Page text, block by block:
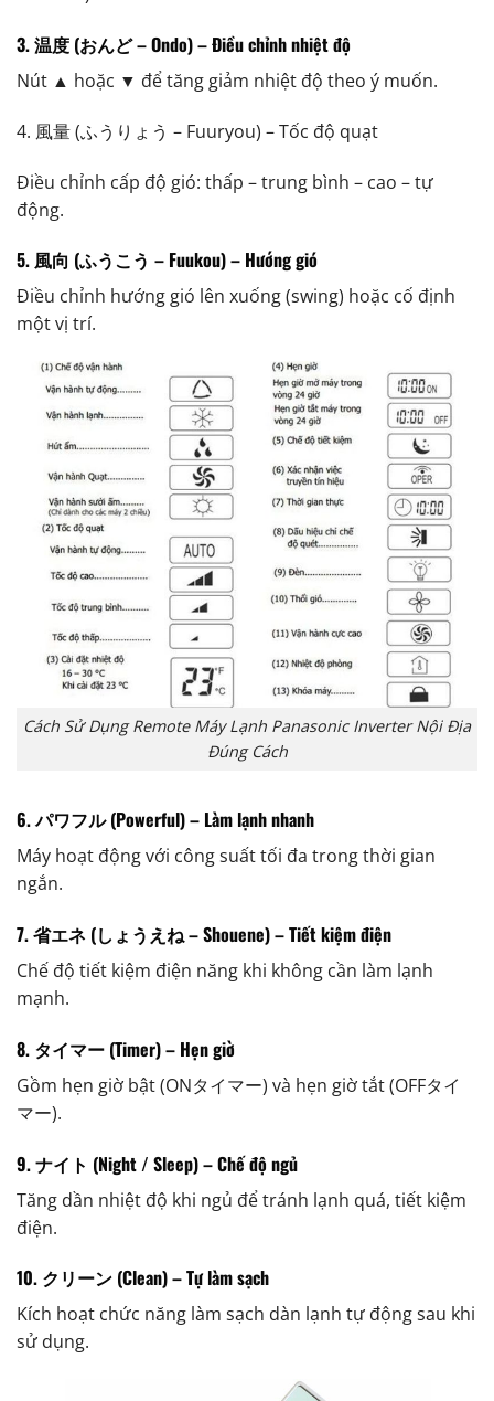
3. 温度 (おんど – Ondo) – Điều chỉnh nhiệt độ
Nút ▲ hoặc ▼ để tăng giảm nhiệt độ theo ý muốn.
4. 風量 (ふうりょう – Fuuryou) – Tốc độ quạt
Điều chỉnh cấp độ gió: thấp – trung bình – cao – tự
động.
5. 風向 (ふうこう – Fuukou) – Hướng gió
Điều chỉnh hướng gió lên xuống (swing) hoặc cố định
một vị trí.
Cách Sử Dụng Remote Máy Lạnh Panasonic Inverter Nội Địa
Đúng Cách
6. パワフル (Powerful) – Làm lạnh nhanh
Máy hoạt động với công suất tối đa trong thời gian
ngắn.
7. 省エネ (しょうえね – Shouene) – Tiết kiệm điện
Chế độ tiết kiệm điện năng khi không cần làm lạnh
mạnh.
8. タイマー (Timer) – Hẹn giờ
Gồm hẹn giờ bật (ONタイマー) và hẹn giờ tắt (OFFタイ
マー).
9. ナイト (Night / Sleep) – Chế độ ngủ
Tăng dần nhiệt độ khi ngủ để tránh lạnh quá, tiết kiệm
điện.
10. クリーン (Clean) – Tự làm sạch
Kích hoạt chức năng làm sạch dàn lạnh tự động sau khi
sử dụng.